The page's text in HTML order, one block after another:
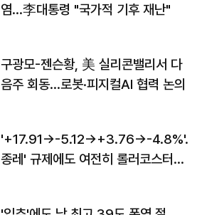
염…李대통령 "국가적 기후 재난"
구광모-젠슨황, 美 실리콘밸리서 다
음주 회동…로봇·피지컬AI 협력 논의
'+17.91→-5.12→+3.76→-4.8%'…'
종레' 규제에도 여전히 롤러코스터